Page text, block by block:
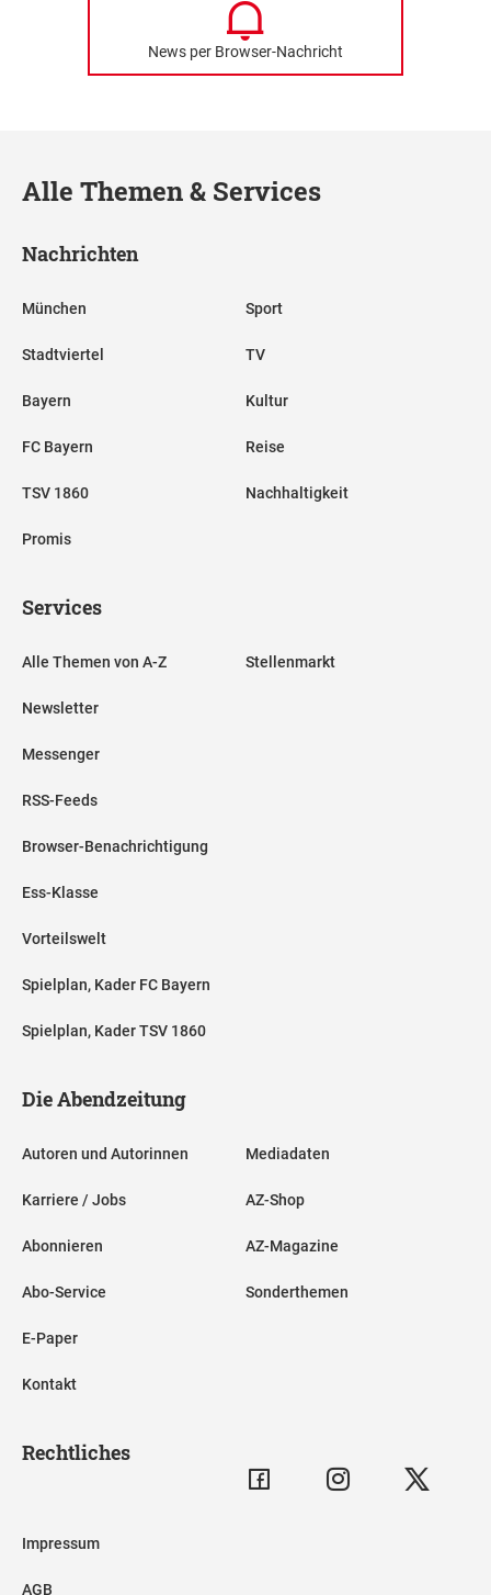
News per Browser-Nachricht
Alle Themen & Services
Nachrichten
München
Stadtviertel
Bayern
FC Bayern
TSV 1860
Promis
Sport
TV
Kultur
Reise
Nachhaltigkeit
Services
Alle Themen von A-Z
Newsletter
Messenger
RSS-Feeds
Browser-Benachrichtigung
Ess-Klasse
Vorteilswelt
Spielplan, Kader FC Bayern
Spielplan, Kader TSV 1860
Stellenmarkt
Die Abendzeitung
Autoren und Autorinnen
Karriere / Jobs
Abonnieren
Abo-Service
E-Paper
Kontakt
Mediadaten
AZ-Shop
AZ-Magazine
Sonderthemen
Rechtliches
Impressum
AGB